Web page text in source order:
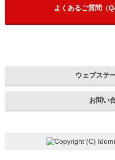
よくあるご質問（
ウェブステ
お問い